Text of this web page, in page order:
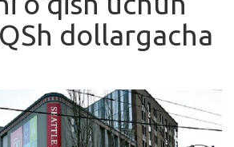
dollargacha